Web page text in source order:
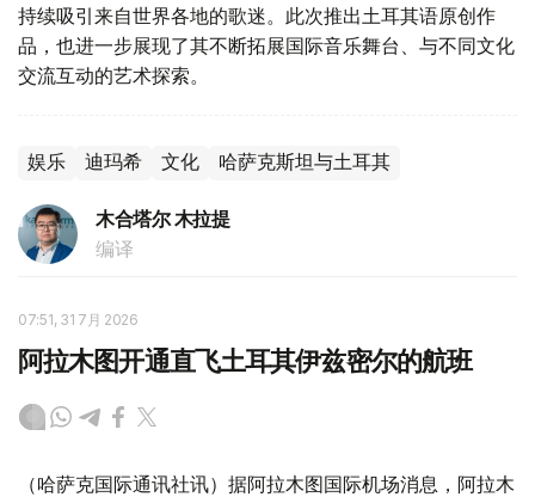
持续吸引来自世界各地的歌迷。此次推出土耳其语原创作
品，也进一步展现了其不断拓展国际音乐舞台、与不同文化
交流互动的艺术探索。
娱乐 迪玛希 文化 哈萨克斯坦与土耳其
木合塔尔 木拉提
编译
07:51, 31 7月 2026
阿拉木图开通直飞土耳其伊兹密尔的航班
（哈萨克国际通讯社讯）据阿拉木图国际机场消息，阿拉木